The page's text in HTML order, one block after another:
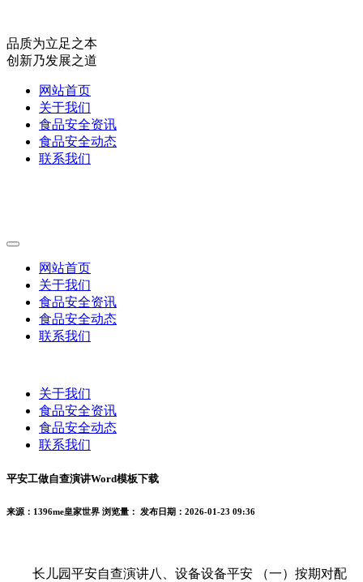
品质为立足之本
创新乃发展之道
网站首页
关于我们
食品安全资讯
食品安全动态
联系我们
网站首页
关于我们
食品安全资讯
食品安全动态
联系我们
关于我们
食品安全资讯
食品安全动态
联系我们
平安工做自查演讲Word模板下载
来源：1396me皇家世界 浏览量： 发布日期：2026-01-23 09:36
长儿园平安自查演讲八、设备设备平安 （一）按期对配